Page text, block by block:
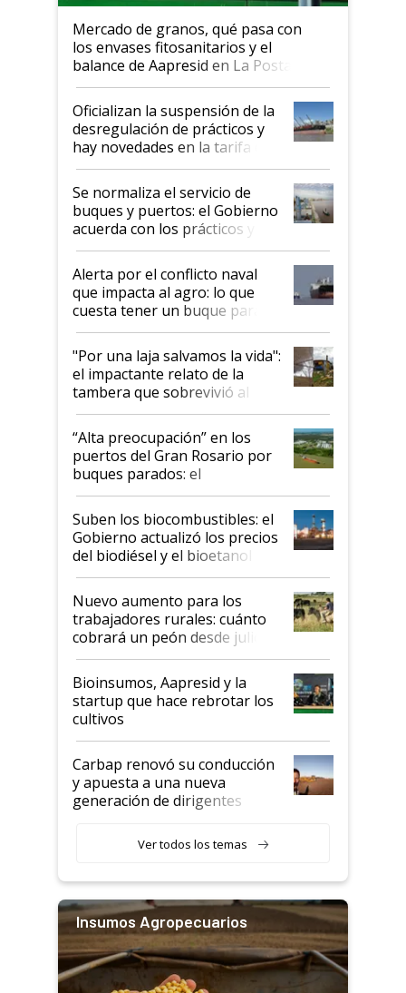
Mercado de granos, qué pasa con
los envases fitosanitarios y el
balance de Aapresid en La Posta
Oficializan la suspensión de la
desregulación de prácticos y
hay novedades en la tarifa de
la hidrovía
Se normaliza el servicio de
buques y puertos: el Gobierno
acuerda con los prácticos y
suspende el decreto de
desregulación
Alerta por el conflicto naval
que impacta al agro: lo que
cuesta tener un buque parado
y el peligro de que Argentina
pase a ser "país sucio"
"Por una laja salvamos la vida":
el impactante relato de la
tambera que sobrevivió al
tornado
“Alta preocupación” en los
puertos del Gran Rosario por
buques parados: el
funcionamiento de las
exportadoras en tensión tras
la medida de fuerza de los
prácticos
Suben los biocombustibles: el
Gobierno actualizó los precios
del biodiésel y el bioetanol
Nuevo aumento para los
trabajadores rurales: cuánto
cobrará un peón desde julio
Bioinsumos, Aapresid y la
startup que hace rebrotar los
cultivos
Carbap renovó su conducción
y apuesta a una nueva
generación de dirigentes
Ver todos los temas
Insumos Agropecuarios